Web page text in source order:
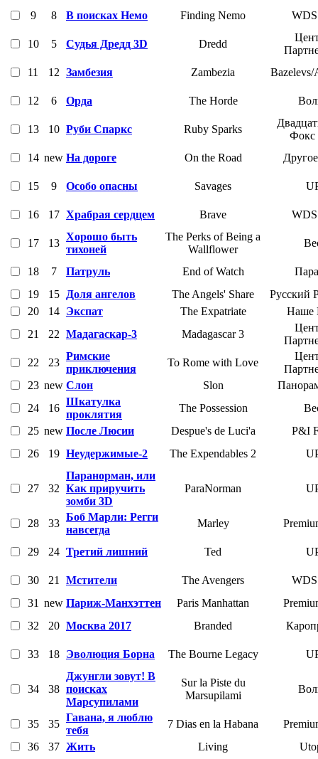
9 8 В поисках Немо Finding Nemo
10 5 Судья Дредд 3D Dredd
11
12 Замбезия Zambezia
12 6 Орда The Horde
13 10 Руби Спаркс Ruby Sparks
14 new На дороге On the Road
15 9 Особо опасны Savages
16 17 Храбрая сердцем Brave
17 13
Хорошо быть
тихоней
The Perks of Being a
Wallflower
18 7 Патруль End of Watch
19
15 Доля ангелов The Angels' Share
Русский
20
14 Экспат The Expatriate
Наше
21
22 Мадагаскар-3 Madagascar 3
22
23
Римские
приключения
To Rome with Love
23 new Слон Slon
24
16
Шкатулка
проклятия
The Possession
25 new После Люсии Despue's de Luci'a
P&I
26
19 Неудержимые-2 The Expendables 2
27 32
Паранорман, или
Как приручить
зомби 3D
ParaNorman
28 33
Боб Марли: Регги
навсегда
Marley
29 24 Третий лишний Ted
30 21 Мстители The Avengers
31 new Париж-Манхэттен Paris Manhattan
32
20 Москва 2017 Branded
33 18 Эволюция Борна The Bourne Legacy
34 38
Джунгли зовут! В
поисках
Марсупилами
Sur la Piste du
Marsupilami
35 35
Гавана, я люблю
тебя
7 Dias en la Habana
36
37 Жить Living